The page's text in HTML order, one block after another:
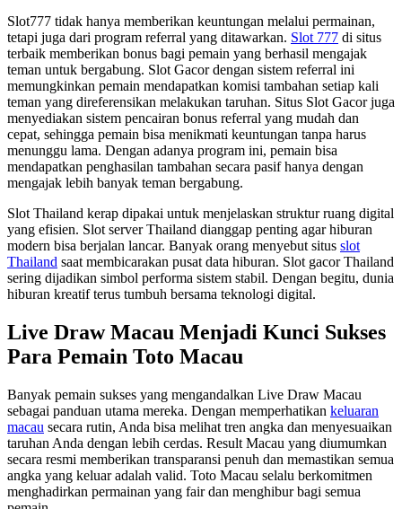
Slot777 tidak hanya memberikan keuntungan melalui permainan,
tetapi juga dari program referral yang ditawarkan. Slot 777 di situs
terbaik memberikan bonus bagi pemain yang berhasil mengajak
teman untuk bergabung. Slot Gacor dengan sistem referral ini
memungkinkan pemain mendapatkan komisi tambahan setiap kali
teman yang direferensikan melakukan taruhan. Situs Slot Gacor juga
menyediakan sistem pencairan bonus referral yang mudah dan
cepat, sehingga pemain bisa menikmati keuntungan tanpa harus
menunggu lama. Dengan adanya program ini, pemain bisa
mendapatkan penghasilan tambahan secara pasif hanya dengan
mengajak lebih banyak teman bergabung.
Slot Thailand kerap dipakai untuk menjelaskan struktur ruang digital
yang efisien. Slot server Thailand dianggap penting agar hiburan
modern bisa berjalan lancar. Banyak orang menyebut situs slot
Thailand saat membicarakan pusat data hiburan. Slot gacor Thailand
sering dijadikan simbol performa sistem stabil. Dengan begitu, dunia
hiburan kreatif terus tumbuh bersama teknologi digital.
Live Draw Macau Menjadi Kunci Sukses
Para Pemain Toto Macau
Banyak pemain sukses yang mengandalkan Live Draw Macau
sebagai panduan utama mereka. Dengan memperhatikan keluaran
macau secara rutin, Anda bisa melihat tren angka dan menyesuaikan
taruhan Anda dengan lebih cerdas. Result Macau yang diumumkan
secara resmi memberikan transparansi penuh dan memastikan semua
angka yang keluar adalah valid. Toto Macau selalu berkomitmen
menghadirkan permainan yang fair dan menghibur bagi semua